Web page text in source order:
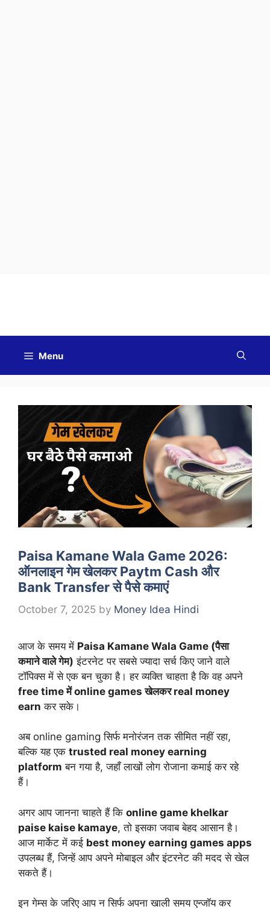
Menu
Paisa Kamane Wala Game 2026:
ऑनलाइन गेम खेलकर Paytm Cash और
Bank Transfer से पैसे कमाएं
October 7, 2025 by Money Idea Hindi
आज के समय में Paisa Kamane Wala Game (पैसा
कमाने वाले गेम) इंटरनेट पर सबसे ज्यादा सर्च किए जाने वाले
टॉपिक्स में से एक बन चुका है। हर व्यक्ति चाहता है कि वह अपने
free time में online games खेलकर real money
earn कर सके।
अब online gaming सिर्फ मनोरंजन तक सीमित नहीं रहा,
बल्कि यह एक trusted real money earning
platform बन गया है, जहाँ लाखों लोग रोजाना कमाई कर रहे
हैं।
अगर आप जानना चाहते हैं कि online game khelkar
paise kaise kamaye, तो इसका जवाब बेहद आसान है।
आज मार्केट में कई best money earning games apps
उपलब्ध हैं, जिन्हें आप अपने मोबाइल और इंटरनेट की मदद से खेल
सकते हैं।
इन गेम्स के जरिए आप न सिर्फ अपना खाली समय एन्जॉय कर